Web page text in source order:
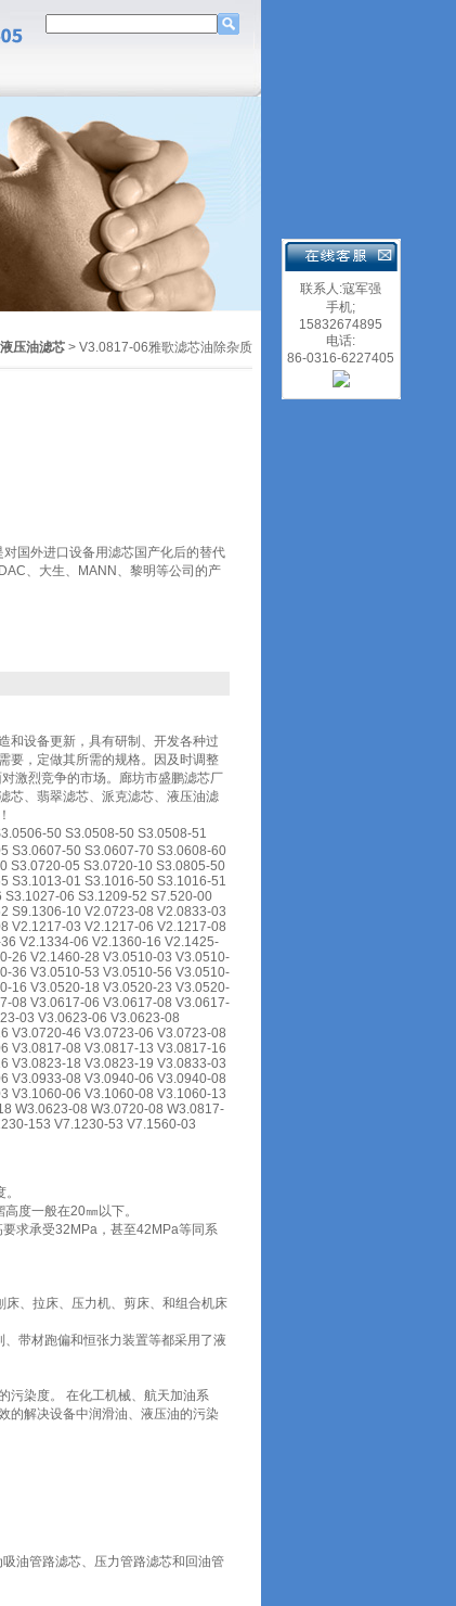
压油滤芯 > V3.0817-06雅歌滤芯油除杂质
国外进口设备用滤芯国产化后的替代
、大生、MANN、黎明等公司的产
和设备更新，具有研制、开发各种过
要，定做其所需的规格。因及时调整
激烈竞争的市场。廊坊市盛鹏滤芯厂
芯、翡翠滤芯、派克滤芯、液压油滤
50 S3.0508-50 S3.0508-51
S3.0607-50 S3.0607-70 S3.0608-60
S3.0720-05 S3.0720-10 S3.0805-50
S3.1013-01 S3.1016-50 S3.1016-51
S3.1027-06 S3.1209-52 S7.520-00
S9.1306-10 V2.0723-08 V2.0833-03
V2.1217-03 V2.1217-06 V2.1217-08
V2.1334-06 V2.1360-16 V2.1425-
26 V2.1460-28 V3.0510-03 V3.0510-
36 V3.0510-53 V3.0510-56 V3.0510-
16 V3.0520-18 V3.0520-23 V3.0520-
08 V3.0617-06 V3.0617-08 V3.0617-
03 V3.0623-06 V3.0623-08
V3.0720-46 V3.0723-06 V3.0723-08
V3.0817-08 V3.0817-13 V3.0817-16
V3.0823-18 V3.0823-19 V3.0833-03
V3.0933-08 V3.0940-06 V3.0940-08
V3.1060-06 V3.1060-08 V3.1060-13
W3.0623-08 W3.0720-08 W3.0817-
153 V7.1230-53 V7.1560-03
度一般在20㎜以下。
求承受32MPa，甚至42MPa等同系
、拉床、压力机、剪床、和组合机床
带材跑偏和恒张力装置等都采用了液
污染度。 在化工机械、航天加油系
的解决设备中润滑油、液压油的污染
油管路滤芯、压力管路滤芯和回油管
联系人:寇军强
手机;
15832674895
电话:
86-0316-6227405